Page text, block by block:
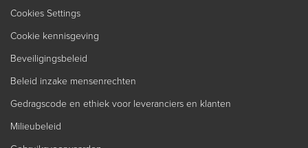
Cookies Settings
Cookie kennisgeving
Beveiligingsbeleid
Beleid inzake mensenrechten
Gedragscode en ethiek voor leveranciers en klanten
Milieubeleid